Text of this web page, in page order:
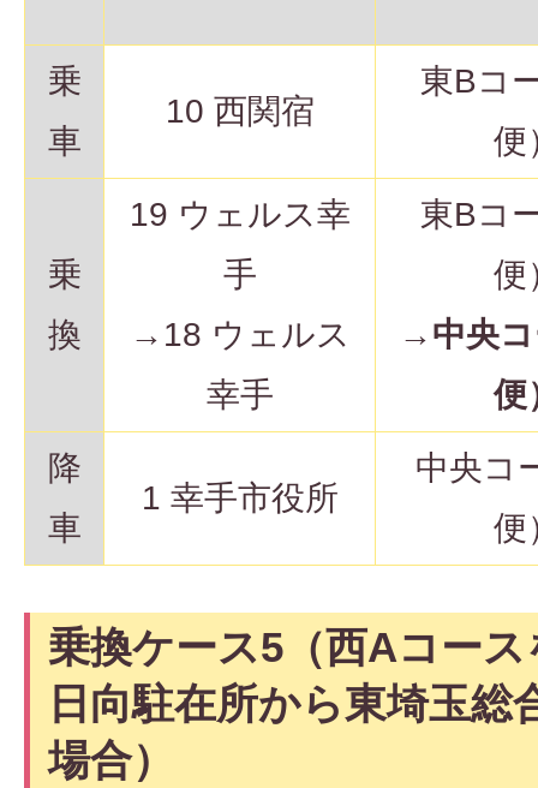
乗
車
10 西関宿
東Bコ
便
乗
換
19 ウェルス幸
手
→18 ウェルス
幸手
東Bコ
便
→中央
便
降
車
1 幸手市役所
中央コ
便
乗換ケース5（西Aコー
日向駐在所から東埼玉総
場合）